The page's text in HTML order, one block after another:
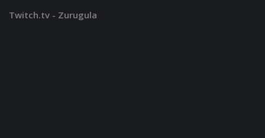
Twitch.tv - Zurugula